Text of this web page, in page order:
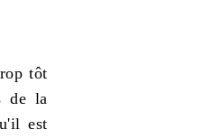
tôt
de la
est